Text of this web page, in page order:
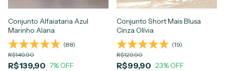
Conjunto Alfaiataria Azul
Marinho Alana
(88)
R$139,90
R$149,90
7% OFF
Conjunto Short Mais Blusa
Cinza Olívia
(19)
R$99,90
R$129,90
23% OFF